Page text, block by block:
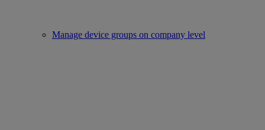
Manage device groups on company level